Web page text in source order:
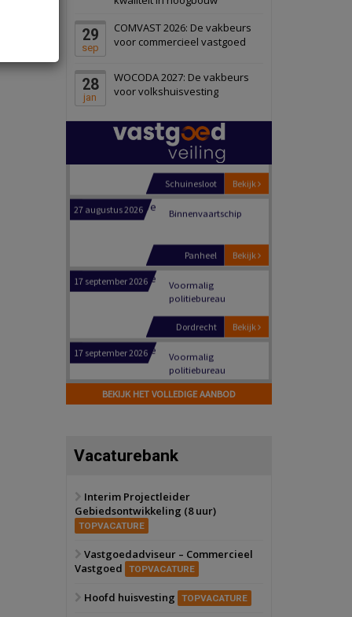
29
sep
COMVAST 2026: De vakbeurs
voor commercieel vastgoed
28
jan
WOCODA 2027: De vakbeurs
voor volkshuisvesting
Schiedam
22 september 2026 Attractiepark
Bekijk
Oranje
28 september 2026
bedrijventerrein
Schuinesloot
Binnenvaartschip
Voormalig
politiebureau
Dordrecht
Voormalig
politiebureau
Hilversum
17 september 2026
Voormalig
Zwanenburg
6 oktober 2026
BEKIJK HET VOLLEDIGE AANBOD
Vacaturebank
Interim Projectleider
Gebiedsontwikkeling (8 uur)
TOPVACATURE
Vastgoedadviseur – Commercieel
Vastgoed
TOPVACATURE
Hoofd huisvesting TOPVACATURE